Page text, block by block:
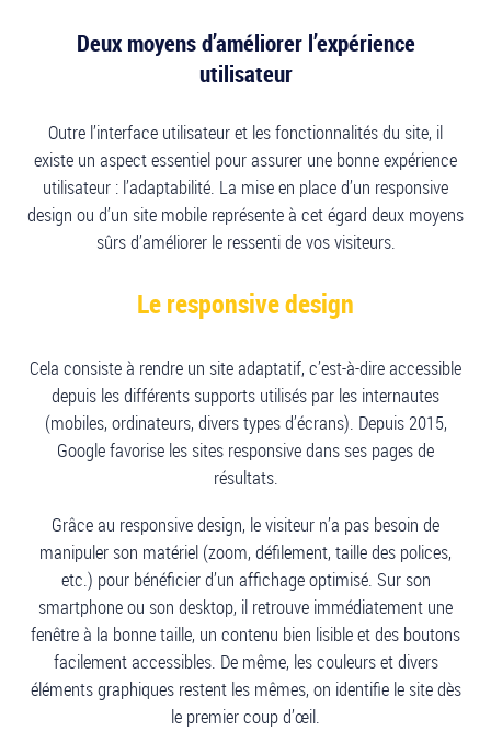
Deux moyens d’améliorer l’expérience
utilisateur
Outre l’interface utilisateur et les fonctionnalités du site, il
existe un aspect essentiel pour assurer une bonne expérience
utilisateur : l’adaptabilité. La mise en place d’un responsive
design ou d’un site mobile représente à cet égard deux moyens
sûrs d’améliorer le ressenti de vos visiteurs.
Le responsive design
Cela consiste à rendre un site adaptatif, c’est-à-dire accessible
depuis les différents supports utilisés par les internautes
(mobiles, ordinateurs, divers types d’écrans). Depuis 2015,
Google favorise les sites responsive dans ses pages de
résultats.
Grâce au responsive design, le visiteur n’a pas besoin de
manipuler son matériel (zoom, défilement, taille des polices,
etc.) pour bénéficier d’un affichage optimisé. Sur son
smartphone ou son desktop, il retrouve immédiatement une
fenêtre à la bonne taille, un contenu bien lisible et des boutons
facilement accessibles. De même, les couleurs et divers
éléments graphiques restent les mêmes, on identifie le site dès
le premier coup d’œil.